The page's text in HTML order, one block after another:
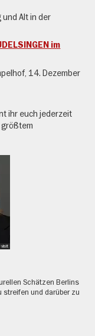
Alt in der
im
14. Dezember
ihr euch jederzeit
Schätzen Berlins
streifen und darüber zu